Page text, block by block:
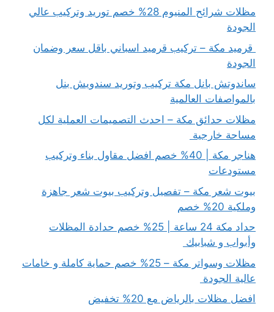
مظلات شرائح المنيوم 28% خصم توريد وتركيب عالي
الجودة
قرميد مكة – تركيب قرميد اسباني باقل سعر وضمان
الجودة
ساندوتش بانل مكة تركيب وتوريد سندويش بنل
بالمواصفات العالمية
مظلات حدائق مكة – احدث التصميمات العملية لكل
مساحة خارجية
هناجر مكة | 40% خصم افضل مقاول بناء وتركيب
مستودعات
بيوت شعر مكة – تفصيل وتركيب بيوت شعر جاهزة
وملكية 20% خصم
حداد مكة 24 ساعة | 25% خصم حدادة المظلات
وأبواب و شبابيك
مظلات وسواتر مكة – 25% خصم حماية كاملة و خامات
عالية الجودة
افضل مظلات بالرياض مع 20% تخفيض